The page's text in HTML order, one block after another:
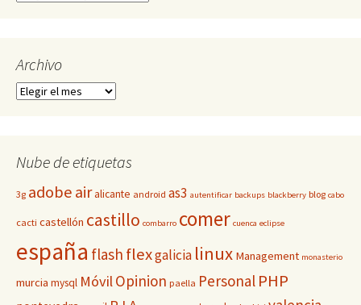
Archivo
Archivo
Nube de etiquetas
3g adobe airalicante android as3 autentificar backups blackberry blog cabo
cacti castellón castillo combarro comer cuenca eclipse
españa flash flexgalicia linux Management monasterio
murcia mysql MóvilOpinion paella Personal PHP